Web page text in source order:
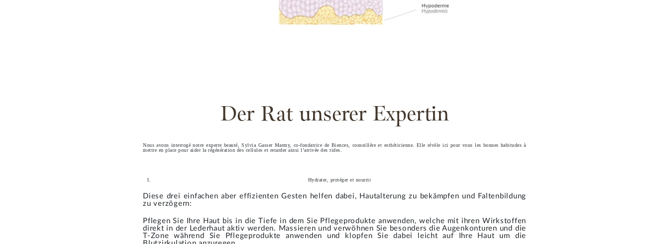
Der Rat unserer Expertin
Nous avons interrogé notre experte beauté, Sylvia Gasser Marmy, co-fondatrice de Biences, conseillère et esthéticienne. Elle révèle ici pour vous les bonnes habitudes à
mettre en place pour aider la régénération des cellules et retarder ainsi l’arrivée des rides.
Hydrater, protéger et nourrir
Diese drei einfachen aber effizienten Gesten helfen dabei, Hautalterung zu bekämpfen und Faltenbildung
zu verzögern:
Pflegen Sie Ihre Haut bis in die Tiefe in dem Sie Pflegeprodukte anwenden, welche mit ihren Wirkstoffen
direkt in der Lederhaut aktiv werden. Massieren und verwöhnen Sie besonders die Augenkonturen und die
T-Zone während Sie Pflegeprodukte anwenden und klopfen Sie dabei leicht auf Ihre Haut um die